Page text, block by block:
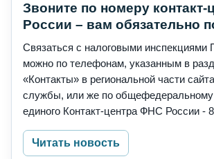
Звоните по номеру
России – вам обязательно
Связаться с налоговыми инспекциями
можно по телефонам, указанным в
«Контакты» в региональной части
службы, или же по
единого Контакт-центра ФНС России -
Читать новость